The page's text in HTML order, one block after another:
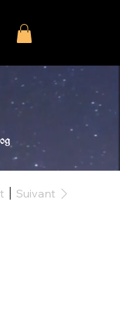
Suivant